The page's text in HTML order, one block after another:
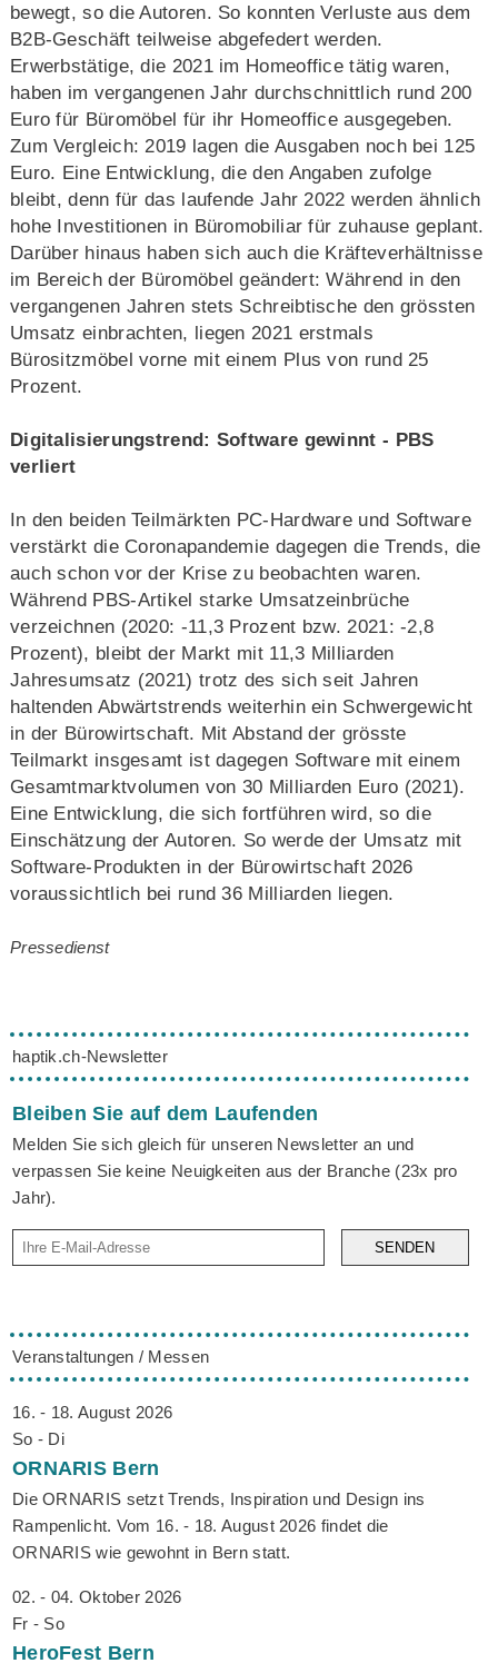
bewegt, so die Autoren. So konnten Verluste aus dem
B2B-Geschäft teilweise abgefedert werden.
Erwerbstätige, die 2021 im Homeoffice tätig waren,
haben im vergangenen Jahr durchschnittlich rund 200
Euro für Büromöbel für ihr Homeoffice ausgegeben.
Zum Vergleich: 2019 lagen die Ausgaben noch bei 125
Euro. Eine Entwicklung, die den Angaben zufolge
bleibt, denn für das laufende Jahr 2022 werden ähnlich
hohe Investitionen in Büromobiliar für zuhause geplant.
Darüber hinaus haben sich auch die Kräfteverhältnisse
im Bereich der Büromöbel geändert: Während in den
vergangenen Jahren stets Schreibtische den grössten
Umsatz einbrachten, liegen 2021 erstmals
Bürositzmöbel vorne mit einem Plus von rund 25
Prozent.
Digitalisierungstrend: Software gewinnt - PBS
verliert
In den beiden Teilmärkten PC-Hardware und Software
verstärkt die Coronapandemie dagegen die Trends, die
auch schon vor der Krise zu beobachten waren.
Während PBS-Artikel starke Umsatzeinbrüche
verzeichnen (2020: -11,3 Prozent bzw. 2021: -2,8
Prozent), bleibt der Markt mit 11,3 Milliarden
Jahresumsatz (2021) trotz des sich seit Jahren
haltenden Abwärtstrends weiterhin ein Schwergewicht
in der Bürowirtschaft. Mit Abstand der grösste
Teilmarkt insgesamt ist dagegen Software mit einem
Gesamtmarktvolumen von 30 Milliarden Euro (2021).
Eine Entwicklung, die sich fortführen wird, so die
Einschätzung der Autoren. So werde der Umsatz mit
Software-Produkten in der Bürowirtschaft 2026
voraussichtlich bei rund 36 Milliarden liegen.
Pressedienst
haptik.ch-Newsletter
Bleiben Sie auf dem Laufenden
Melden Sie sich gleich für unseren Newsletter an und
verpassen Sie keine Neuigkeiten aus der Branche (23x pro
Jahr).
SENDEN
Veranstaltungen / Messen
16. - 18. August 2026
So - Di
ORNARIS Bern
Die ORNARIS setzt Trends, Inspiration und Design ins
Rampenlicht. Vom 16. - 18. August 2026 findet die
ORNARIS wie gewohnt in Bern statt.
02. - 04. Oktober 2026
Fr - So
HeroFest Bern